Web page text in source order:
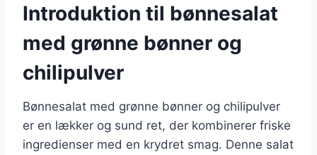
Introduktion til bønnesalat
med grønne bønner og
chilipulver
Bønnesalat med grønne bønner og chilipulver
er en lækker og sund ret, der kombinerer friske
ingredienser med en krydret smag. Denne salat